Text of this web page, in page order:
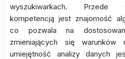
wyszukiwarkach. Przede
kompetencją jest znajomość
co pozwala na
zmieniających się warunków
umiejętność analizy danych